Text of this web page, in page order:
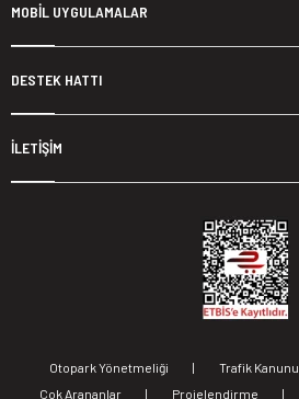
MOBİL UYGULAMALAR
DESTEK HATTI
İLETİŞİM
Otopark Yönetmeliği | Trafik Kanunu
Çok Arananlar
| Projelendirme |